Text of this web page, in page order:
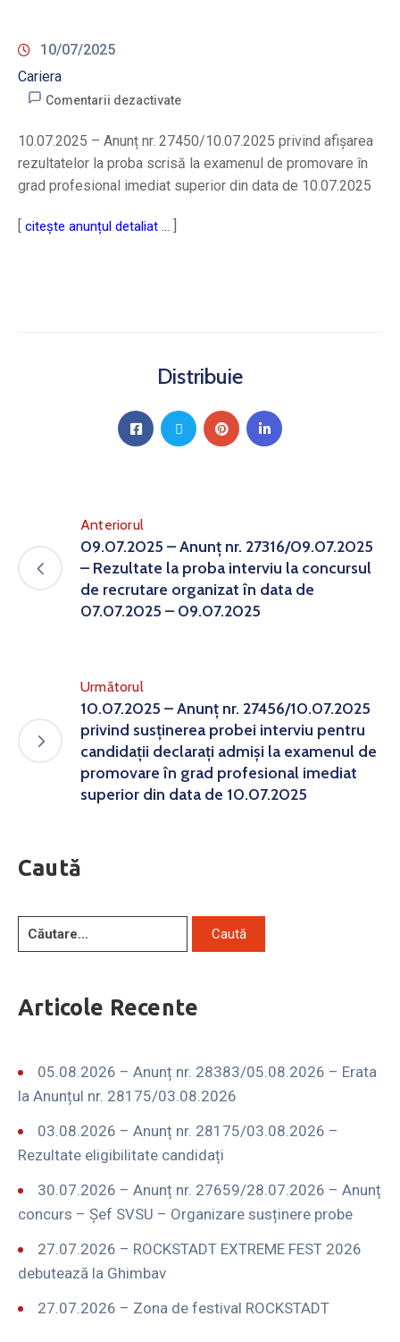
10/07/2025
Cariera
Comentarii dezactivate
10.07.2025 – Anunț nr. 27450/10.07.2025 privind afișarea
rezultatelor la proba scrisă la examenul de promovare în
grad profesional imediat superior din data de 10.07.2025
[ citește anunțul detaliat … ]
Distribuie
Anteriorul
09.07.2025 – Anunț nr. 27316/09.07.2025
– Rezultate la proba interviu la concursul
de recrutare organizat în data de
07.07.2025 – 09.07.2025
Următorul
10.07.2025 – Anunț nr. 27456/10.07.2025
privind susținerea probei interviu pentru
candidații declarați admiși la examenul de
promovare în grad profesional imediat
superior din data de 10.07.2025
Caută
Articole Recente
05.08.2026 – Anunț nr. 28383/05.08.2026 – Erata
la Anunțul nr. 28175/03.08.2026
03.08.2026 – Anunț nr. 28175/03.08.2026 –
Rezultate eligibilitate candidați
30.07.2026 – Anunț nr. 27659/28.07.2026 – Anunț
concurs – Șef SVSU – Organizare susținere probe
27.07.2026 – ROCKSTADT EXTREME FEST 2026
debutează la Ghimbav
27.07.2026 – Zona de festival ROCKSTADT